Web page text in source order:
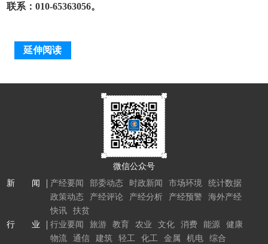
联系：010-65363056。
延伸阅读
微信公众号
新 闻
产经要闻 部委动态 时政新闻 市场环境
统计数据
政策动态
产经评论 产经分析 产经预警
海外产经
快讯
扶贫
行 业
行业要闻 旅游 教育 农业 文化 消费 能源
健康
物流
通信 建筑 轻工 化工 金属 机电
综合